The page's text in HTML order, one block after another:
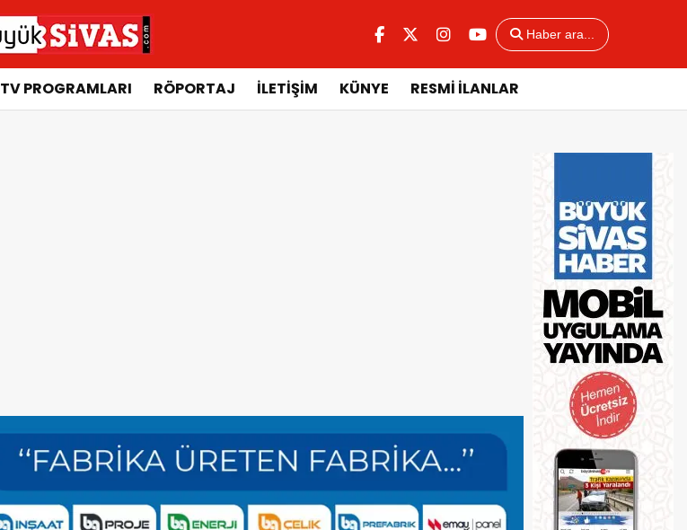
Haber ara...
TV PROGRAMLARI RÖPORTAJ İLETİŞİM KÜNYE RESMİ İLANLAR